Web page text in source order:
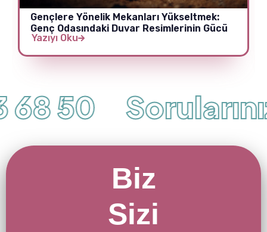
Gençlere Yönelik Mekanları Yükseltmek:
Genç Odasındaki Duvar Resimlerinin Gücü
Yazıyı Oku
50
Biz
Sizi